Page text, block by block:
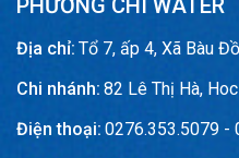
PHƯƠNG CHI WATER
Địa chỉ: Tổ 7, ấp 4, Xã Bàu
Chi nhánh: 82 Lê Thị Hà,
Điện thoại: 0276.353.5079 -